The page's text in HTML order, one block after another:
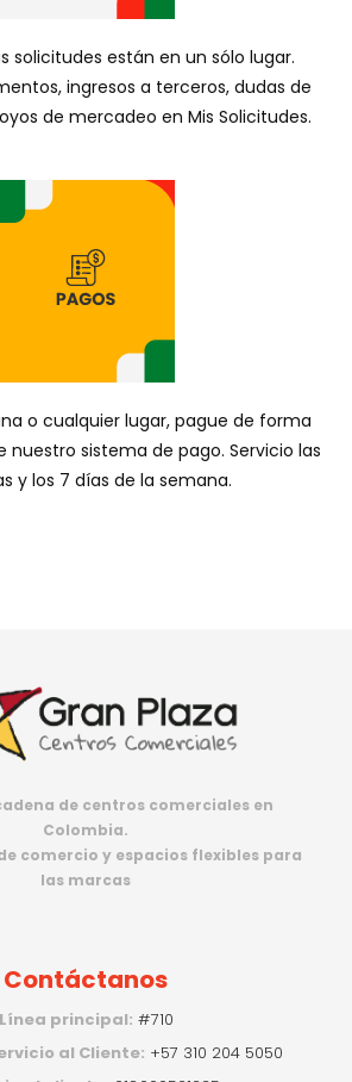
solicitudes están en un sólo lugar.
ingresos a terceros, dudas de
de mercadeo en Mis Solicitudes.
o cualquier lugar, pague de forma
nuestro sistema de pago. Servicio las
y los 7 días de la semana.
de centros comerciales en
Colombia.
comercio y espacios flexibles para
las marcas
Contáctanos
Línea principal: #710
al Cliente: +57 310 204 5050